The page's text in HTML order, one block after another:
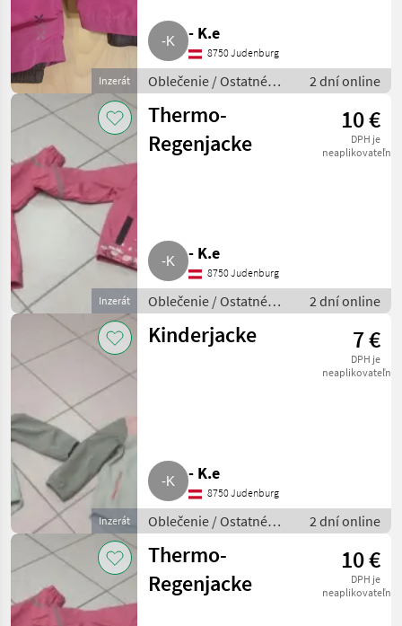
Marketplace
Ponuky
predajcov
Drobné
inzeráty
Inzerát
- K.e
8750 Judenburg
Oblečenie / Ostatné
oblečenie
2 dní online
Inzerát
Thermo-
Regenjacke
10 €
DPH je
neaplikovateľné
- K.e
8750 Judenburg
Oblečenie / Ostatné
oblečenie
2 dní online
Inzerát
Kinderjacke 7 €
DPH je
neaplikovateľné
- K.e
8750 Judenburg
Oblečenie / Ostatné
oblečenie
2 dní online
Thermo-
Regenjacke
10 €
DPH je
neaplikovateľné